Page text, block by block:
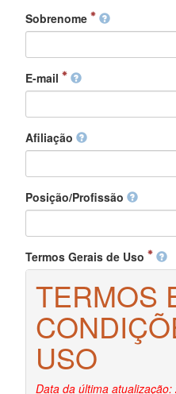
Sobrenome
E-mail
Afiliação
Posição/Profissão
Termos Gerais de Uso
TERMOS
USO
Data da última